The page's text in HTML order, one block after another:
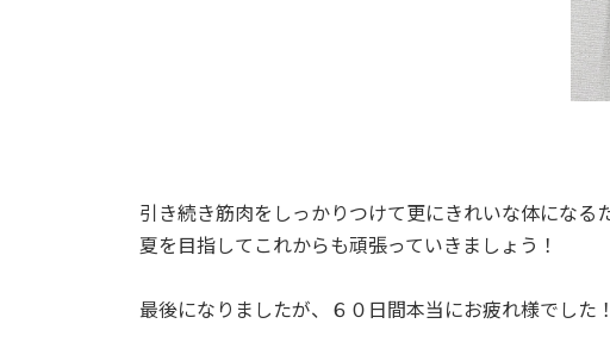
引き続き筋肉をしっかりつけて更にきれいな体になる
夏を目指してこれからも頑張っていきましょう！
最後になりましたが、６０日間本当にお疲れ様でした！